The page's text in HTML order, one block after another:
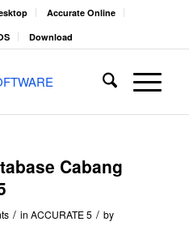
Accurate Online
Download
Cabang
/ in ACCURATE 5 / by